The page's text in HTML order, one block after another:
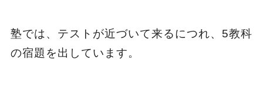
塾では、テストが近づいて来るにつれ、5教科
の宿題を出しています。